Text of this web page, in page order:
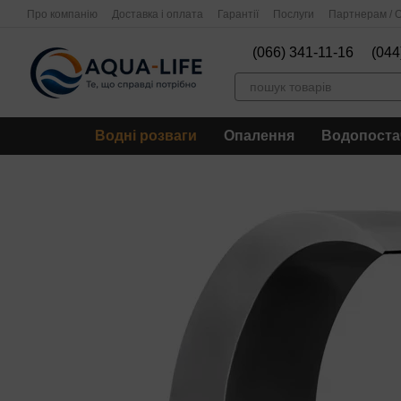
Перейти до основного контенту
Про компанію Доставка і оплата Гарантії Послуги Партнерам /
(066) 341-11-16
Водні розваги Опалення